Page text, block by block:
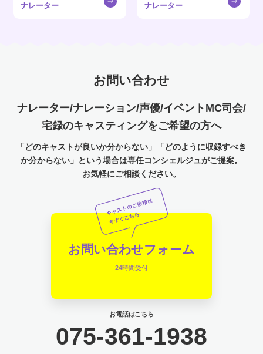
ナレーター
ナレーター
お問い合わせ
ナレーター/ナレーション/声優/イベントMC司会/
宅録のキャスティングをご希望の方へ
「どのキャストが良いか分からない」「どのように収録すべき
か分からない」という場合は専任コンシェルジュがご提案。
お気軽にご相談ください。
お問い合わせフォーム
24時間受付
お電話はこちら
075-361-1938